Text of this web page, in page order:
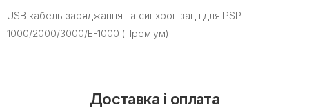
USB кабель заряджання та синхронізації для PSP
1000/2000/3000/E-1000 (Преміум)
Доставка і оплата